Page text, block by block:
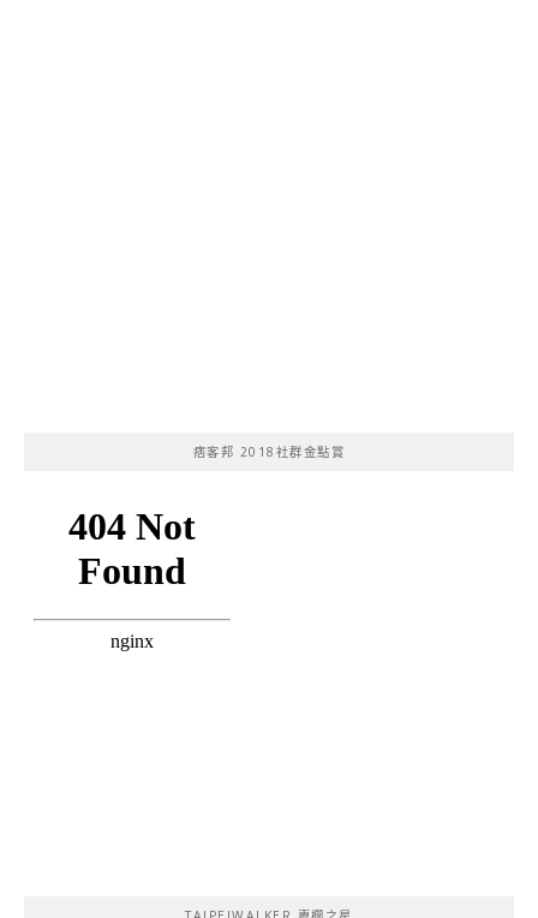
痞客邦 2018社群金點賞